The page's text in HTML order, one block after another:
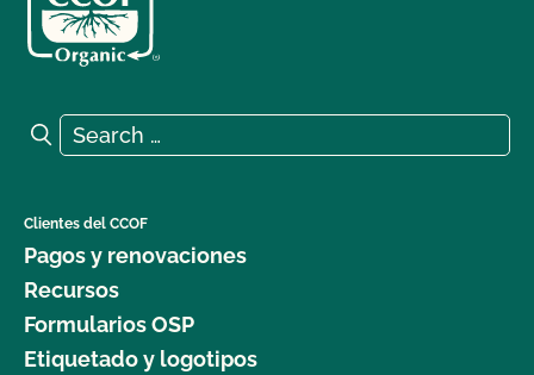
Search for:
Search
Clientes del CCOF
Pagos y renovaciones
Recursos
Formularios OSP
Etiquetado y logotipos